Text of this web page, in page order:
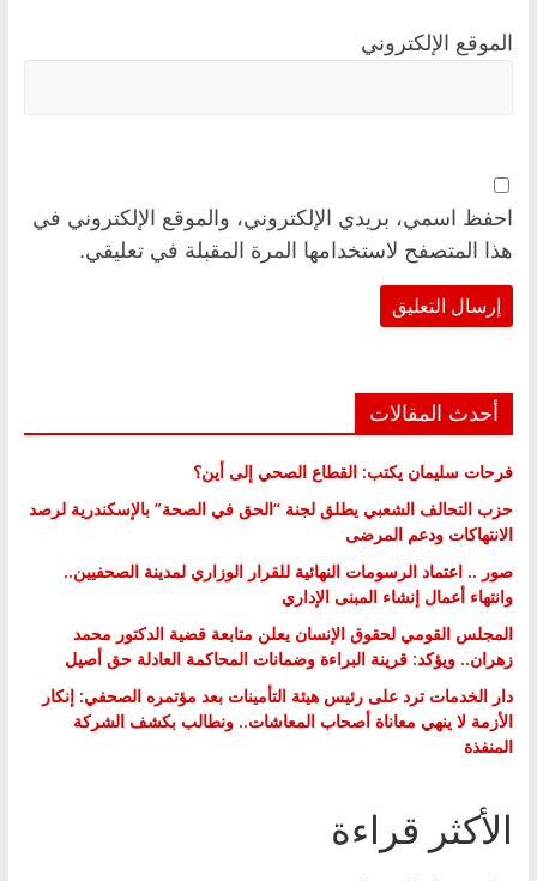
الموقع الإلكتروني
احفظ اسمي، بريدي الإلكتروني، والموقع الإلكتروني في
هذا المتصفح لاستخدامها المرة المقبلة في تعليقي.
أحدث المقالات
فرحات سليمان يكتب: القطاع الصحي إلى أين؟
حزب التحالف الشعبي يطلق لجنة “الحق في الصحة” بالإسكندرية لرصد
الانتهاكات ودعم المرضى
صور .. اعتماد الرسومات النهائية للقرار الوزاري لمدينة الصحفيين..
وانتهاء أعمال إنشاء المبنى الإداري
المجلس القومي لحقوق الإنسان يعلن متابعة قضية الدكتور محمد
زهران.. ويؤكد: قرينة البراءة وضمانات المحاكمة العادلة حق أصيل
دار الخدمات ترد على رئيس هيئة التأمينات بعد مؤتمره الصحفي: إنكار
الأزمة لا ينهي معاناة أصحاب المعاشات.. ونطالب بكشف الشركة
المنفذة
الأكثر قراءة